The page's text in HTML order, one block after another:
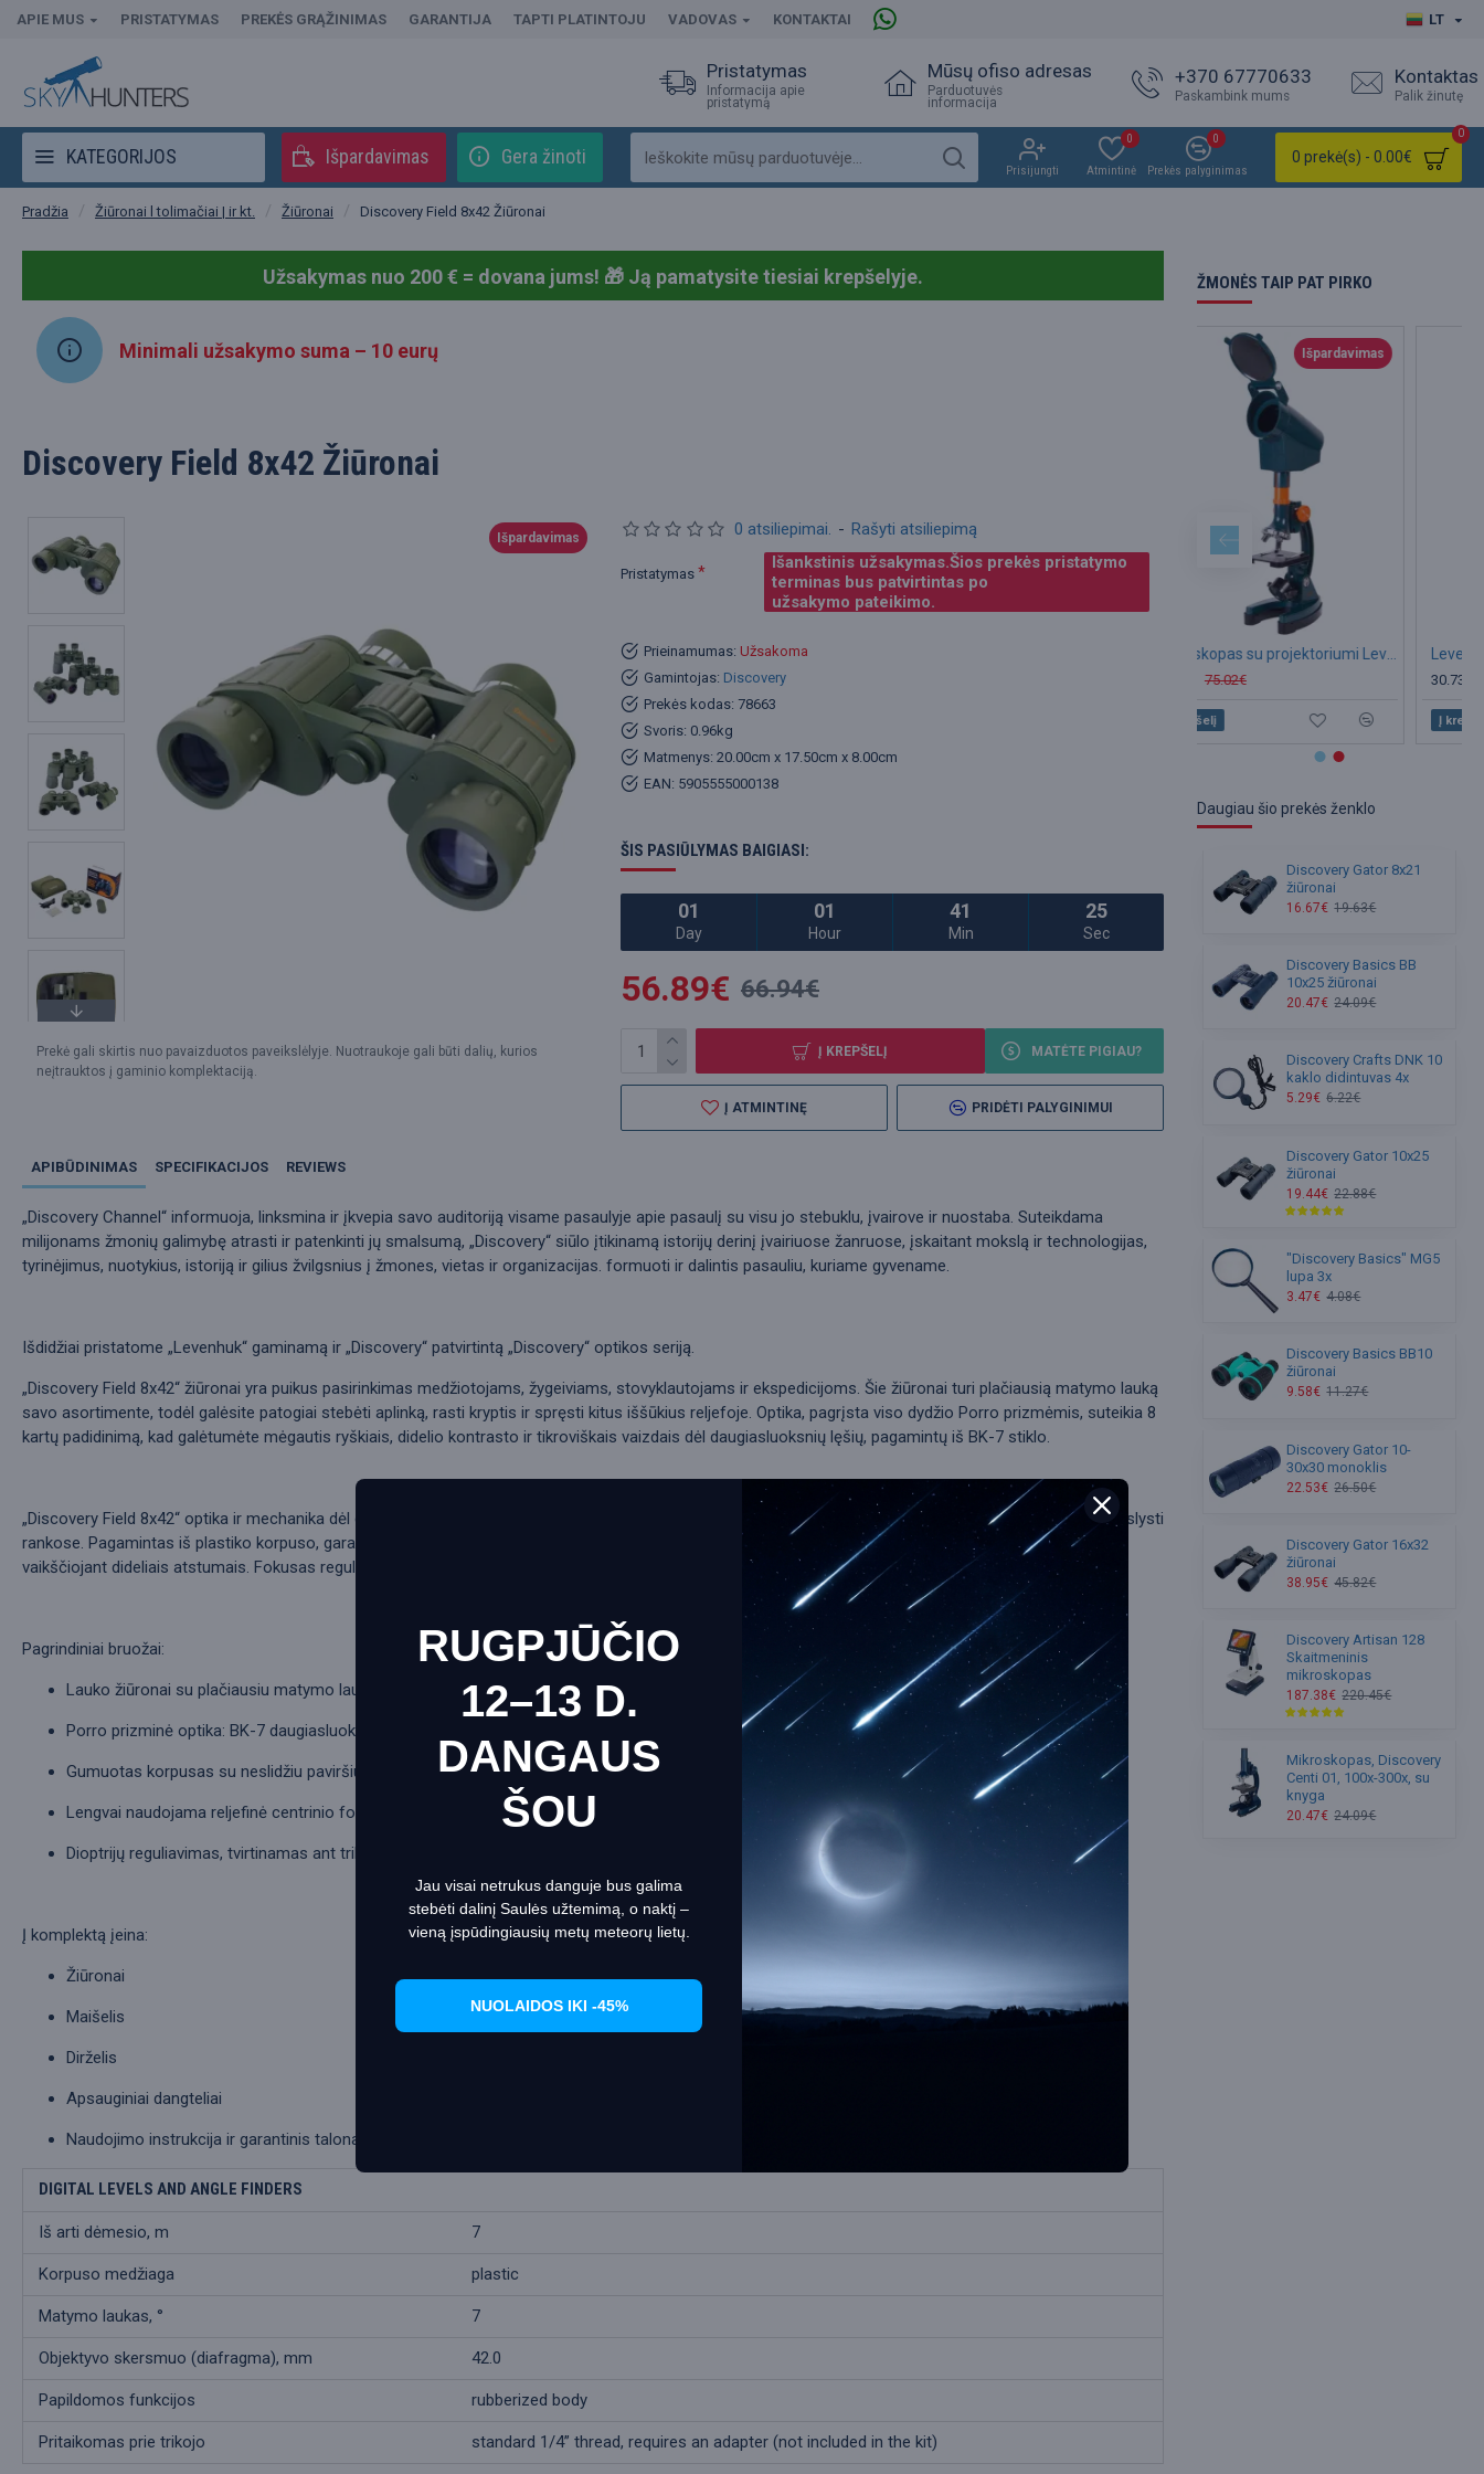
This website uses cookies to ensure you get the best experience on our website
Informacija apie slapukus
APIE MUS PRISTATYMAS PREKĖS GRĄŽINIMAS GARANTIJA TAPTI PLATINTOJU VADOVAS KONTAKTAI LT
Pristatymas
Informacija apie
pristatymą
Mūsų ofiso adresas
Parduotuvės
informacija
+370 67770633
Paskambink mums
Kontaktas
Palik žinutę
KATEGORIJOS Išpardavimas Gera žinoti
Prisijungti Atmintinė
0
Prekės palyginimas
0
0 prekė(s) - 0.00€
0
Pradžia Žiūronai l tolimačiai | ir kt. Žiūronai Discovery Field 8x42 Žiūronai
Užsakymas nuo 200 € = dovana jums! 🎁 Ją pamatysite tiesiai krepšelyje.
Minimali užsakymo suma – 10 eurų
Discovery Field 8x42 Žiūronai
Išpardavimas
Prekė gali skirtis nuo pavaizduotos paveikslėlyje. Nuotraukoje gali būti dalių, kurios
neįtrauktos į gaminio komplektaciją.
Prieinamumas: Užsakoma
Gamintojas: Discovery
Prekės kodas: 78663
Svoris: 0.96kg
Matmenys: 20.00cm x 17.50cm x 8.00cm
EAN: 5905555000138
0 atsiliepimai. - Rašyti atsiliepimą
ŠIS PASIŪLYMAS BAIGIASI:
01
Day
01
Hour
41
Min
23
Sec
56.89€ 66.94€
Pristatymas
Išankstinis užsakymas.Šios prekės pristatymo
terminas bus patvirtintas po
užsakymo pateikimo.
Į KREPŠELĮ MATĖTE PIGIAU?
Į ATMINTINĘ PRIDĖTI PALYGINIMUI
APIBŪDINIMAS SPECIFIKACIJOS REVIEWS
„Discovery Channel“ informuoja, linksmina ir įkvepia savo auditoriją visame pasaulyje apie pasaulį su visu jo stebuklu, įvairove ir nuostaba. Suteikdama
milijonams žmonių galimybę atrasti ir patenkinti jų smalsumą, „Discovery“ siūlo įtikinamą istorijų derinį įvairiuose žanruose, įskaitant mokslą ir technologijas,
tyrinėjimus, nuotykius, istoriją ir gilius žvilgsnius į žmones, vietas ir organizacijas. formuoti ir dalintis pasauliu, kuriame gyvename.
Išdidžiai pristatome „Levenhuk“ gaminamą ir „Discovery“ patvirtintą „Discovery“ optikos seriją.
„Discovery Field 8x42“ žiūronai yra puikus pasirinkimas medžiotojams, žygeiviams, stovyklautojams ir ekspedicijoms. Šie žiūronai turi plačiausią matymo lauką
savo asortimente, todėl galėsite patogiai stebėti aplinką, rasti kryptis ir spręsti kitus iššūkius reljefoje. Optika, pagrįsta viso dydžio Porro prizmėmis, suteikia 8
kartų padidinimą, kad galėtumėte mėgautis ryškiais, didelio kontrasto ir tikroviškais vaizdais dėl daugiasluoksnių lęšių, pagamintų iš BK-7 stiklo.
„Discovery Field 8x42“ optika ir mechanika dėl gumuotų korpusų yra atsparūs vandeniui ir dulkėms. Neslystanti paviršiaus tekstūra neleidžia žiūronams nuslysti
rankose. Pagamintas iš plastiko korpuso, garantuoja, kad šis modelis yra lengvesnis už kitus sunkiasvorius lauko žiūronus ir bus geresnis palydovas
vaikščiojant dideliais atstumais. Fokusas reguliuojamas centriniu cilindru. Taip pat yra dioptrijų reguliavimo parinktis ir srieginis trikojo adapteris.
Pagrindiniai bruožai:
Lauko žiūronai su plačiausiu matymo lauku „Field“ asortimente
Porro prizminė optika: BK-7 daugiasluoksnis stiklas
Gumuotas korpusas su neslidžiu paviršiumi; atsparus vandeniui
Lengvai naudojama reljefinė centrinio fokusavimo cilindrė
Dioptrijų reguliavimas, tvirtinamas ant trikojo
Į komplektą įeina:
Žiūronai
Maišelis
Dirželis
Apsauginiai dangteliai
Naudojimo instrukcija ir garantinis talonas
DIGITAL LEVELS AND ANGLE FINDERS
Iš arti dėmesio, m 7
Korpuso medžiaga plastic
Matymo laukas, ° 7
Objektyvo skersmuo (diafragma), mm 42.0
Papildomos funkcijos rubberized body
Pritaikomas prie trikojo standard 1/4” thread, requires an adapter (not included in the kit)
ŽMONĖS TAIP PAT PIRKO
Išpardavimas
Mikroskopas su projektoriumi Levenhuk LabZZ M3 300x-1200x
Į krepšelį
Daugiau šio prekės ženklo
Discovery Gator 8x21
žiūronai
16.67€ 19.63€
Discovery Basics BB
10x25 žiūronai
20.47€ 24.09€
Discovery Crafts DNK 10
kaklo didintuvas 4x
5.29€ 6.22€
Discovery Gator 10x25
žiūronai
19.44€ 22.88€
"Discovery Basics" MG5
lupa 3x
3.47€ 4.08€
Discovery Basics BB10
žiūronai
9.58€ 11.27€
Discovery Gator 10-
30x30 monoklis
22.53€ 26.50€
Discovery Gator 16x32
žiūronai
38.95€ 45.82€
Discovery Artisan 128
Skaitmeninis
mikroskopas
187.38€ 220.45€
Mikroskopas, Discovery
Centi 01, 100x-300x, su
knyga
20.47€ 24.09€
RUGPJŪČIO
12–13 D.
DANGAUS
ŠOU
Jau visai netrukus danguje bus galima
stebėti dalinį Saulės užtemimą, o naktį –
vieną įspūdingiausių metų meteorų lietų.
NUOLAIDOS IKI -45%